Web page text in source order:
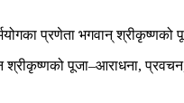
प्रणेता भगवान्
पूजा–आराधना,